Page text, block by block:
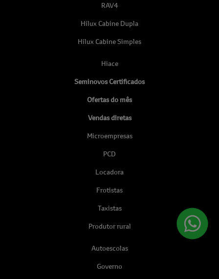
RAV4
Hilux Cabine Dupla
Hilux Cabine Simples
Hiace
Seminovos Certificados
Ofertas do mês
Vendas diretas
Microempresas
PCD
Locadora
Frotistas
Taxistas
Produtor rural
Autoescolas
Governo